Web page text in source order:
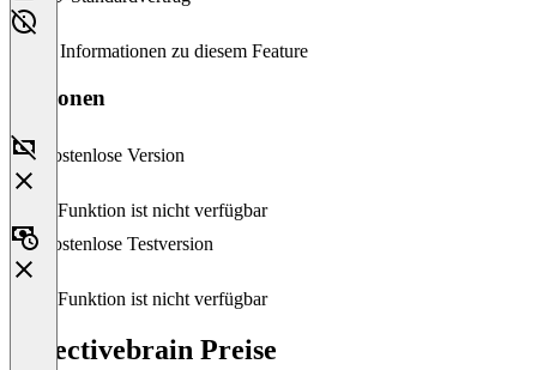
Keine Informationen zu diesem Feature
Versionen
Kostenlose Version
Diese Funktion ist nicht verfügbar
Kostenlose Testversion
Diese Funktion ist nicht verfügbar
collectivebrain Preise